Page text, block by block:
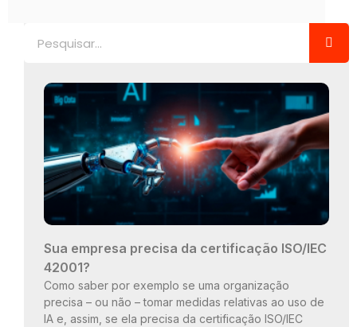
Sua empresa precisa da certificação ISO/IEC
42001?
Como saber por exemplo se uma organização
precisa – ou não – tomar medidas relativas ao uso de
IA e, assim, se ela precisa da certificação ISO/IEC